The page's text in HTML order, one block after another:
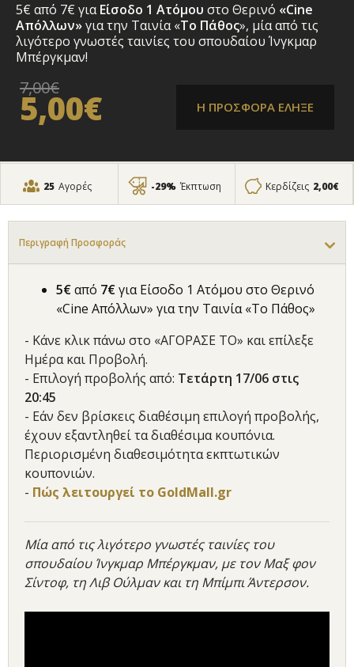
5€ από 7€ γιαΕίσοδο 1 Ατόμου στο Θερινό «Cine
Απόλλων»για την Ταινία«Το Πάθος», μία από τις
λιγότερο γνωστές ταινίες του σπουδαίου Ίνγκμαρ
Μπέργκμαν!
7,00€
5,00€ Η ΠΡΟΣΦΟΡΑ ΕΛΗΞΕ
25 Αγορές -29% Έκπτωση Κερδίζεις 2,00€
Περιγραφή Προσφοράς
5€από 7€για Είσοδο 1 Ατόμου στο Θερινό
«Cine Απόλλων» για την Ταινία «Το Πάθος»
- Κάνε κλικ πάνω στο «ΑΓΟΡΑΣΕ ΤΟ» και επίλεξε
Ημέρα και Προβολή.
- Επιλογή προβολής από: Τετάρτη 17/06 στις
20:45
- Εάν δεν βρίσκεις διαθέσιμη επιλογή προβολής,
έχουν εξαντληθεί τα διαθέσιμα κουπόνια.
Περιορισμένη διαθεσιμότητα εκπτωτικών
κουπονιών.
- Πώς λειτουργεί το GoldMall.gr
Μία από τις λιγότερο γνωστές ταινίες του
σπουδαίου Ίνγκμαρ Μπέργκμαν, με τον Μαξ φον
Σίντοφ, τη Λιβ Ούλμαν και τη Μπίμπι Άντερσον.